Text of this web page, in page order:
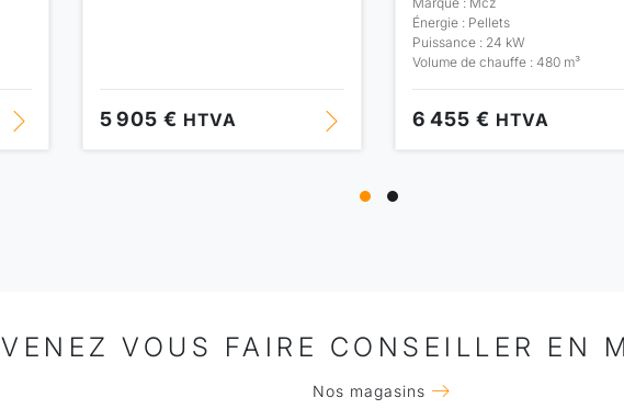
5 905 € HTVA
Énergie : Pellets
Puissance : 24 kW
Volume de chauffe : 480 m³
6 455 € HTVA
VENEZ VOUS FAIRE CONSEILLER EN
Nos magasins